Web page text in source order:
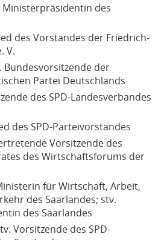
Ministerpräsidentin des
des Vorstandes der Friedrich-
V.
Bundesvorsitzende der
Partei Deutschlands
des SPD-Landesverbandes
des SPD-Parteivorstandes
Vorsitzende des
des Wirtschaftsforums der
für Wirtschaft, Arbeit,
des Saarlandes; stv.
des Saarlandes
Vorsitzende des SPD-